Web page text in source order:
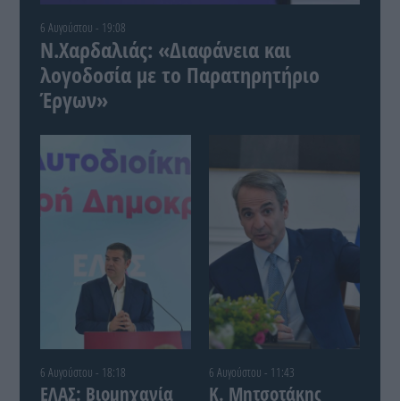
6 Αυγούστου - 19:08
Ν.Χαρδαλιάς: «Διαφάνεια και
λογοδοσία με το Παρατηρητήριο
Έργων»
6 Αυγούστου - 18:18
ΕΛΑΣ: Βιομηχανία
6 Αυγούστου - 11:43
Κ. Μητσοτάκης